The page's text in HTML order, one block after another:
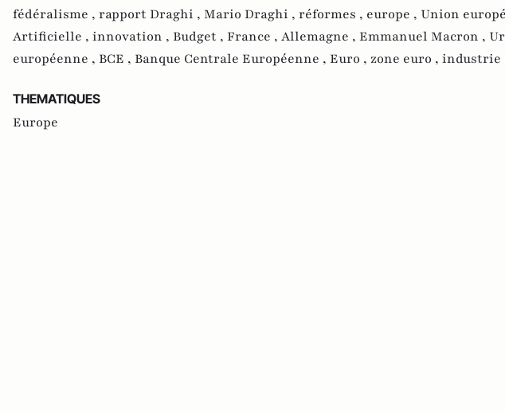
fédéralisme , rapport Draghi , Mario Draghi , réformes , europe , Union
Artificielle , innovation , Budget , France , Allemagne , Emmanuel Macron ,
européenne , BCE , Banque Centrale Européenne , Euro , zone euro , industrie
THEMATIQUES
Europe